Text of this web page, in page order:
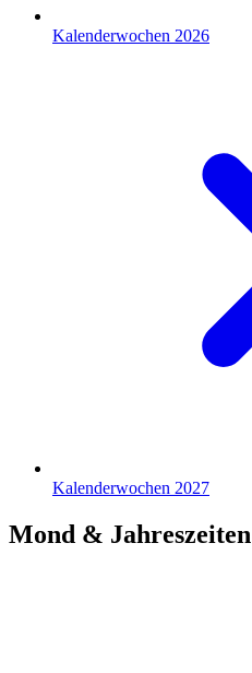
Kalenderwochen 2026
Kalenderwochen 2027
Mond & Jahreszeiten